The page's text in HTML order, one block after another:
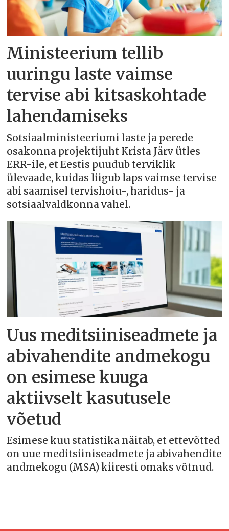
Ministeerium tellib
uuringu laste vaimse
tervise abi kitsaskohtade
lahendamiseks
Sotsiaalministeeriumi laste ja perede
osakonna projektijuht Krista Järv ütles
ERR-ile, et Eestis puudub terviklik
ülevaade, kuidas liigub laps vaimse tervise
abi saamisel tervishoiu-, haridus- ja
sotsiaalvaldkonna vahel.
Uus meditsiiniseadmete ja
abivahendite andmekogu
on esimese kuuga
aktiivselt kasutusele
võetud
Esimese kuu statistika näitab, et ettevõtted
on uue meditsiiniseadmete ja abivahendite
andmekogu (MSA) kiiresti omaks võtnud.